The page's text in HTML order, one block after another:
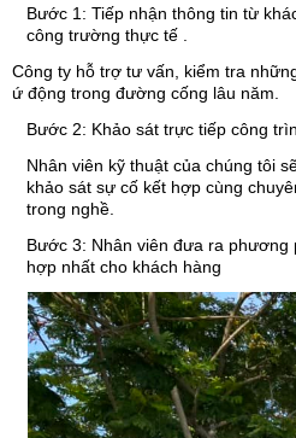
Bước 1: Tiếp nhận thông tin từ
công trường thực tế .
Công ty hỗ trợ tư vấn, kiểm tra
ứ động trong đường cống lâu năm.
Bước 2: Khảo sát trực tiếp công
Nhân viên kỹ thuật của chúng tôi
khảo sát sự cố kết hợp cùng
trong nghề.
Bước 3: Nhân viên đưa ra phương
hợp nhất cho khách hàng